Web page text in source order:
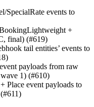
SpecialRate events to
+
final) (#619)
tail entities’ events to
payloads from raw
1) (#610)
Place event payloads to